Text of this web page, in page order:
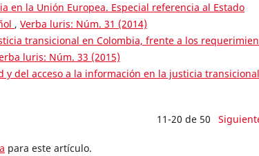
en la Unión Europea. Especial referencia al Estado
, Verba luris: Núm. 31 (2014)
transicional en Colombia, frente a los
luris: Núm. 33 (2015)
y del acceso a la información en la justicia
11-20 de 50
para este artículo.